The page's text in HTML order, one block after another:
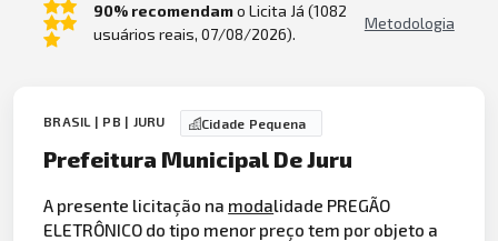
90% recomendamo Licita Já (1082
usuários reais, 07/08/2026).
Metodologia
BRASIL | PB | JURU Cidade Pequena
Prefeitura Municipal De Juru
A presente licitação na modalidade PREGÃO
ELETRÔNICO do tipo menor preço tem por objeto a